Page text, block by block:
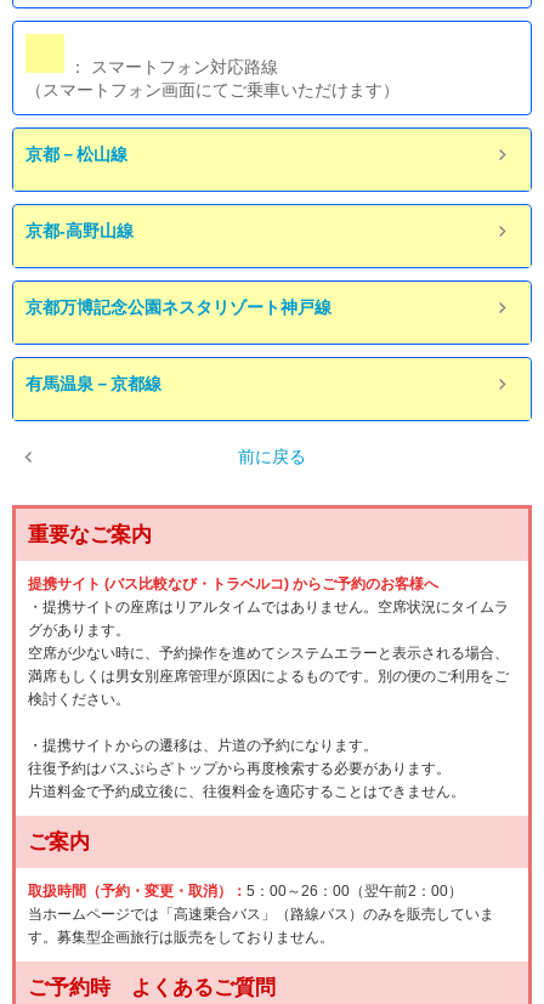
： スマートフォン対応路線
（スマートフォン画面にてご乗車いただけます）
京都－松山線
京都-高野山線
京都万博記念公園ネスタリゾート神戸線
有馬温泉－京都線
前に戻る
重要なご案内
提携サイト (バス比較なび・トラベルコ) からご予約のお客様へ
・提携サイトの座席はリアルタイムではありません。空席状況にタイムラ
グがあります。
空席が少ない時に、予約操作を進めてシステムエラーと表示される場合、
満席もしくは男女別座席管理が原因によるものです。別の便のご利用をご
検討ください。
・提携サイトからの遷移は、片道の予約になります。
往復予約はバスぷらざトップから再度検索する必要があります。
片道料金で予約成立後に、往復料金を適応することはできません。
ご案内
取扱時間（予約・変更・取消）： 5：00～26：00（翌午前2：00）
当ホームページでは「高速乗合バス」（路線バス）のみを販売していま
す。募集型企画旅行は販売をしておりません。
ご予約時 よくあるご質問